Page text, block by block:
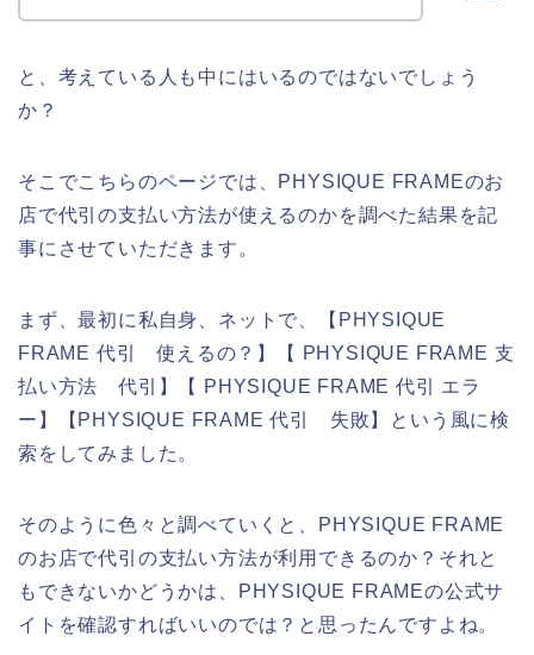
と、考えている人も中にはいるのではないでしょう
か？
そこでこちらのページでは、PHYSIQUE FRAMEのお
店で代引の支払い方法が使えるのかを調べた結果を記
事にさせていただきます。
まず、最初に私自身、ネットで、【PHYSIQUE
FRAME 代引 使えるの？】【 PHYSIQUE FRAME 支
払い方法 代引】【 PHYSIQUE FRAME 代引 エラ
ー】【PHYSIQUE FRAME 代引 失敗】という風に検
索をしてみました。
そのように色々と調べていくと、PHYSIQUE FRAME
のお店で代引の支払い方法が利用できるのか？それと
もできないかどうかは、PHYSIQUE FRAMEの公式サ
イトを確認すればいいのでは？と思ったんですよね。